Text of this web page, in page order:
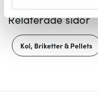
ska anpassas efter det
gör också att vi kan
Relaterade sidor
Kol, Briketter & Pellets